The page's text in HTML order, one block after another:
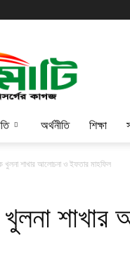
অর্থনীতি শিক্ষা
খুলনা শাখার আলোচনা ও ইফতার মাহফিল
খুলনা